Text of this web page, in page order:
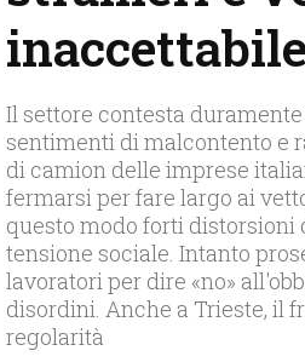
Il settore contesta
sentimenti di malcontento e
di camion delle imprese
fermarsi per fare largo ai
questo modo forti distorsioni
tensione sociale. Intanto
lavoratori per dire «no»
disordini. Anche a Trieste, il
regolarità